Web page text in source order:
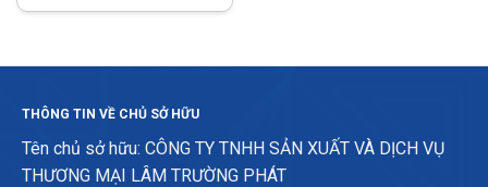
THÔNG TIN VỀ CHỦ SỞ HỮU
Tên chủ sở hữu: CÔNG TY TNHH SẢN XUẤT VÀ DỊCH VỤ
THƯƠNG MẠI LÂM TRƯỜNG PHÁT